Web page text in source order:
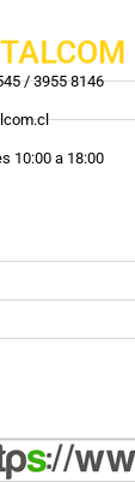
/ 3955 8146
10:00 a 18:00